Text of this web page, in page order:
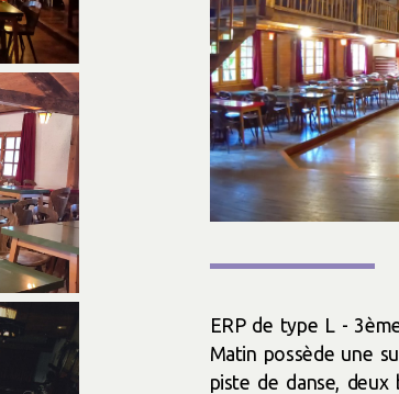
ERP de type L -
Matin possède une
piste de danse, deux